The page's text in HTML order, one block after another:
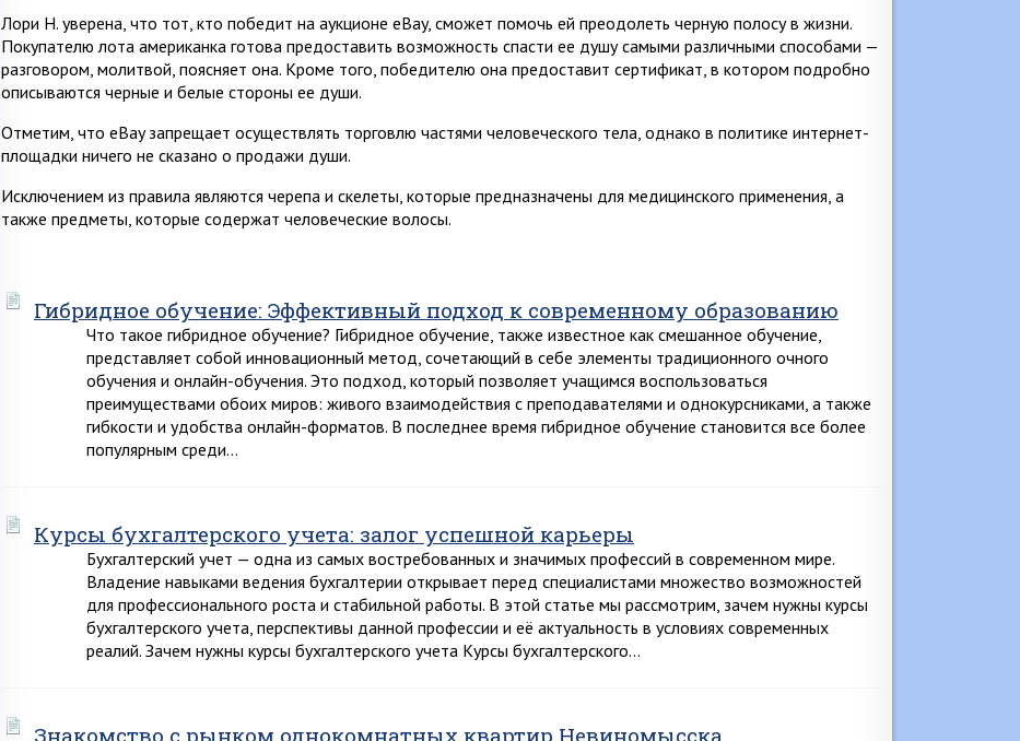
Лори H. уверена, что тот, кто победит на аукционе eBay, сможет помочь ей преодолеть черную полосу в жизни.
Покупателю лота американка готова предоставить возможность спасти ее душу самыми различными способами —
разговором, молитвой, поясняет она. Кроме того, победителю она предоставит сертификат, в котором подробно
описываются черные и белые стороны ее души.
Отметим, что eBay запрещает осуществлять торговлю частями человеческого тела, однако в политике интернет-
площадки ничего не сказано о продажи души.
Исключением из правила являются черепа и скелеты, которые предназначены для медицинского применения, а
также предметы, которые содержат человеческие волосы.
Гибридное обучение: Эффективный подход к современному образованию
Что такое гибридное обучение? Гибридное обучение, также известное как смешанное обучение,
представляет собой инновационный метод, сочетающий в себе элементы традиционного очного
обучения и онлайн-обучения. Это подход, который позволяет учащимся воспользоваться
преимуществами обоих миров: живого взаимодействия с преподавателями и однокурсниками, а также
гибкости и удобства онлайн-форматов. В последнее время гибридное обучение становится все более
популярным среди…
Курсы бухгалтерского учета: залог успешной карьеры
Бухгалтерский учет — одна из самых востребованных и значимых профессий в современном мире.
Владение навыками ведения бухгалтерии открывает перед специалистами множество возможностей
для профессионального роста и стабильной работы. В этой статье мы рассмотрим, зачем нужны курсы
бухгалтерского учета, перспективы данной профессии и её актуальность в условиях современных
реалий. Зачем нужны курсы бухгалтерского учета Курсы бухгалтерского…
Знакомство с рынком однокомнатных квартир Невиномысска